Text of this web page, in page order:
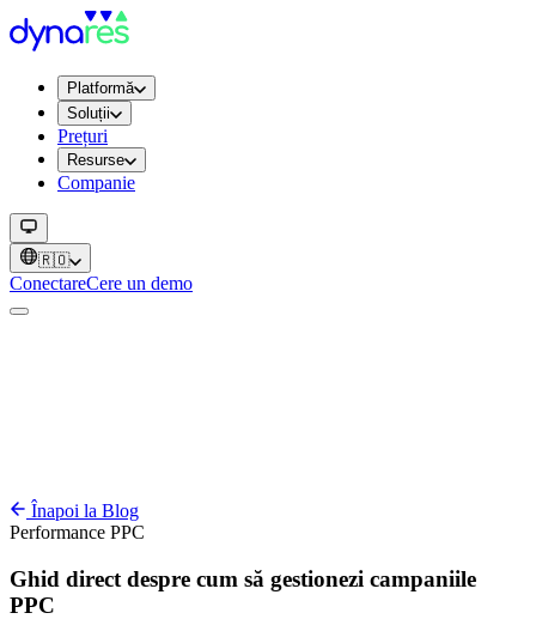
Platformă
Soluții
Prețuri
Resurse
Companie
🇷🇴
ConectareCere un demo
Înapoi la Blog
Performance PPC
Ghid direct despre cum să gestionezi campaniile
PPC